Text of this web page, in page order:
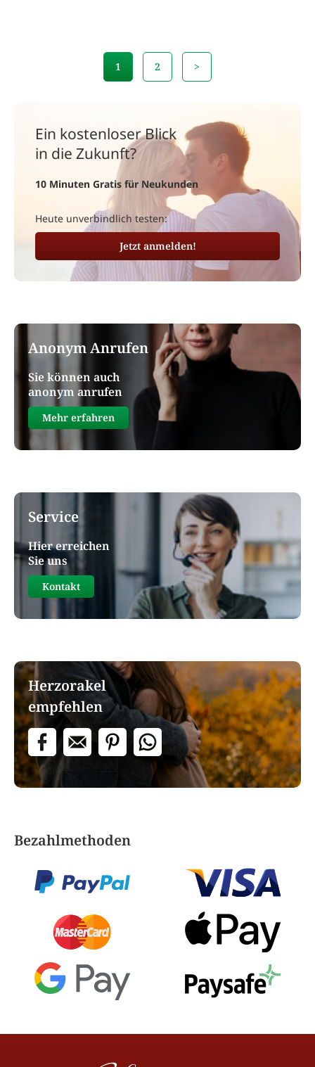
1 2 >
Ein kostenloser Blick
in die Zukunft?
10 Minuten Gratis für Neukunden
Heute unverbindlich testen:
Jetzt anmelden!
Anonym Anrufen
Sie können auch
anonym anrufen
Mehr erfahren
Service
Hier erreichen
Sie uns
Kontakt
Herzorakel
empfehlen
Bezahlmethoden